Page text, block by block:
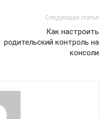
Следующая статья
Как настроить
родительский контроль на
консоли